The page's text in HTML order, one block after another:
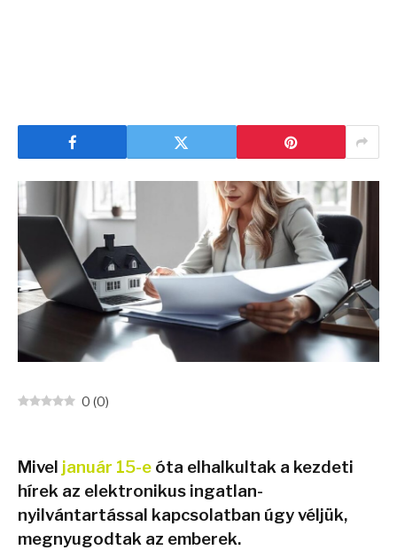
0 (0)
Mivel január 15-e óta elhalkultak a kezdeti
hírek az elektronikus ingatlan-
nyilvántartással kapcsolatban úgy véljük,
megnyugodtak az emberek.